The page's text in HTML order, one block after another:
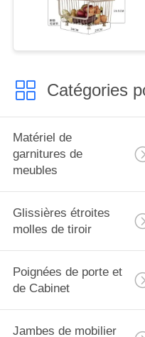
Catégories
Matériel de
garnitures de
meubles
Glissières étroites
molles de tiroir
Poignées de porte et
de Cabinet
Jambes de mobilier